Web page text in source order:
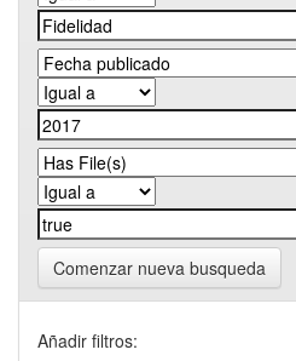
Comenzar nueva busqueda
Añadir filtros: